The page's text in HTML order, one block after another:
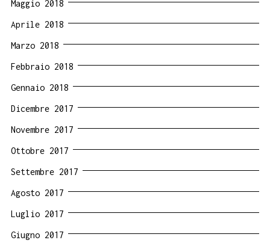
Maggio 2018
Aprile 2018
Marzo 2018
Febbraio 2018
Gennaio 2018
Dicembre 2017
Novembre 2017
Ottobre 2017
Settembre 2017
Agosto 2017
Luglio 2017
Giugno 2017